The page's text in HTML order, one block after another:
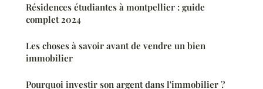
Résidences étudiantes à montpellier : guide
complet 2024
Les choses à savoir avant de vendre un bien
immobilier
Pourquoi investir son argent dans l'immobilier ?